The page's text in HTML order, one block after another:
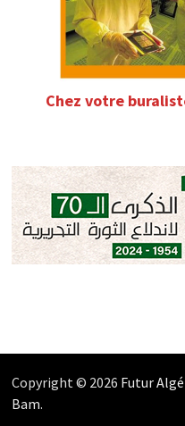
Chez votre
Copyright © 2026 Futur
Bam.